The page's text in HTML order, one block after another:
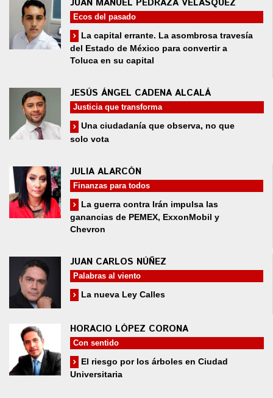
JUAN MANUEL PEDRAZA VELÁSQUEZ
Ecos del pasado
La capital errante. La asombrosa travesía
del Estado de México para convertir a
Toluca en su capital
JESÚS ÁNGEL CADENA ALCALÁ
Justicia que transforma
Una ciudadanía que observa, no que
solo vota
JULIA ALARCÓN
Finanzas para todos
La guerra contra Irán impulsa las
ganancias de PEMEX, ExxonMobil y
Chevron
JUAN CARLOS NÚÑEZ
Palabras al viento
La nueva Ley Calles
HORACIO LÓPEZ CORONA
Con sentido
El riesgo por los árboles en Ciudad
Universitaria